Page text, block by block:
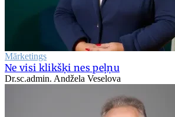
Mārketings
Ne visi klikšķi nes peļņu
Dr.sc.admin. Andžela Veselova